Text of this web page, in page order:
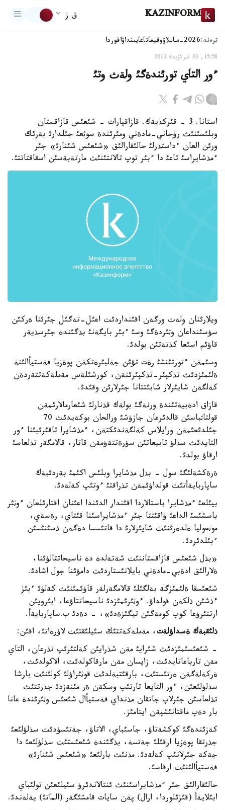
KAZINFORM ق ز
ترەند:2026-سايلاۋ وقيعاتاعايىنداۋاقوردا
15:58, 03 قىركۇيەك 2013
ءور التاي تورئندةگئ ولةث وتئ
استانا. 3 - قئركذيةك. قازاقپارات - شئعئس قازاقستان
وبلئسئنئث رؤحاني-مادةني ومئرئندة سوثعئ جئلدارئ بةرئك
ورئن العان ءداستذرلئ حالئقارالئق «شئعئس شئنارئ» جئر
ءمذشايراسئ تاعئ دا ءبئر توپ تالانتئنئث مارتةبةسئن اسقاقتاتتئ.
ويلارئنان ولةث ورگةن اقئنداردئث اعئل-تةگئل جئرئنا ةركئن
سؤسئنداعان وثئردةگئ وسئ ءبئر بايگةنئ بذگئندة جئرسذيةر
قاؤئم اسئعا كذتةتئن بولدئ.
وسئمةن ءتورتئنشئ رةت تؤئن جةلبئرةتكةن پوةزيا فةستيأالئنة
ةلئمئزدئث تذكپئر-تذكپئرئنةن، كورشئلةس مةملةكةتتةردةن
كةلگةن شايئرلار شابئتتانا جئرلارئن وقئدئ.
قازاق ادةبيةتئندة ورنةگئ بولةك قذنارلئ شئعارمالارئمةن
قولتاثباسئن قالدئرعان جازؤشئ ورالحان بوكةيدئث 70
جئلدئعئمةن ورايلاس كةلگةندئكتةن، ءمذشايرا تاقئرئبئنا ءور
التايدئث سذلؤ تابيعاتئن سؤرةتتةؤمةن قاتار، قالامگةر تذلعاسئ
ارقاؤ بولدئ.
ةرةكشةلئگئ سول - بذل مذشايرا وبلئس اكئمئ بةردئبةك
ساپاربايةأتئث قولداؤئمةن تذراقتئ ءوتئپ كةلةدئ.
بيئلعئ ءمذشايرا باستالاردا اقئندار الدئندا اعئنان اقتارئلعان ءوثئر
باسشئسئ الداعئ ؤاقئتتا جئر ءمذشايراسئنا قئتاي، رةسةي،
موثعوليا ةلدةرئنئث شايئرلارئ دا قاتئسسا دةگةن ذسئنئسئن
ءبئلدئردئ.
«بذل شئعئس قازاقستاننئث شةتةلدة دة ناسيحاتتالؤئنا،
ةلارالئق ادةبي-مادةني بايلانئستاردئث دامؤئنا جول اشادئ.
شئعئسقا ةلئمئزگة بةلگئلئ قالامگةرلةر قاؤئمئنئث كةلؤئ ءبئز
ءذشئن ذلكةن قولداؤ. ءوثئرئمئزدئ ناسيحاتتاؤعا، ابئرويئن
ارتتئرؤعا كوپ كومةگئن تيگئزةدئ»، - دةدئ ب.ساپاربايةأ.
ذلئقبةك ةسداؤلةت، مةملةكةتتئك سئيلئقتئث لاؤرةاتئ، اقئن:
- شئعئسئمئزدئث شئرايئ مةن شذرايئن كةلتئرئپ تذرعان، التاي
مةن تارباعاتايدئث، زايسان مةن مارقاكولدئث، الاكولدئث،
ةركةلةگةن ةرتئستئث، بارقئتبةلدئث قوثئراؤلئ كولئنئث بارشا
سذلؤلئعئن، ءور التايعا تارتئپ وسكةن ةر مئنةزدئ جذرتتئث
تذلعاسئن جئرلاپ جاتقان مذنداي فةستيأال شئعئس وثئرئندة عانا
بار دةپ ماقتانئشپةن ايتامئز.
كةزئندةگئ كوكشةتاؤ، جاسئباي، الاتاؤ، جةتئسؤدئث سذلؤلئعئ
جذرتقا پوةزيا ارقئلئ جةتسة، بذگئندة شئعئستئث سذلؤلئعئ دا
جةكة جئرلانئپ كةلةدئ. مذنئث بارلئعئ «شئعئس شئنارئ»
فةستيأالئنئث ارقاسئ.
حالئقارالئق جئر ءمذشايراسئنئث ئنتالاندئرؤ سئيلئعئن تولئباي
ابئلايةأ (قئزئلوردا، ارال) پةن سايات قامشئگةر (الماتئ) يةلةندئ.